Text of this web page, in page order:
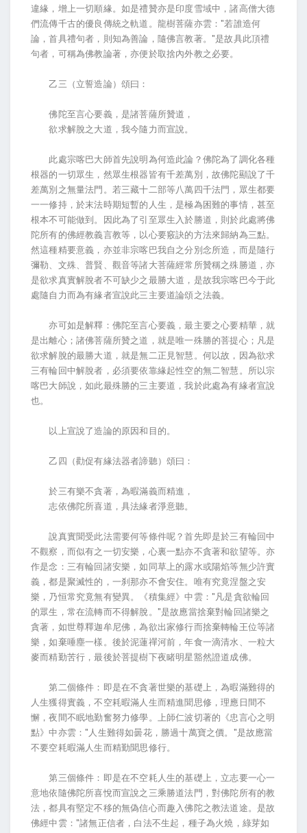
違緣，增上一切順緣。如是禮贊亦是印度雪域中，諸高僧大德
們流傳千古的優良傳統之軌道。龍樹菩薩亦雲："若誰造何
論，首具禮句者，則知為善論，隨佛言教著。"是故具此頂禮
句者，可稱為佛教論著，亦便於取捨內外教之必要。
乙三（立誓造論）頌曰：
佛陀至言心要義，是諸菩薩所贊道，
欲求解脫之大道，我今隨力而宣說。
此處宗喀巴大師首先說明為何造此論？佛陀為了調化各種
根器的一切眾生，然眾生根器皆有千差萬別，故佛陀顯說了千
差萬別之無量法門。若三藏十二部等八萬四千法門，眾生都要
一一修持，於末法時期短暫的人生，是極為困難的事情，甚至
根本不可能做到。因此為了引至眾生入於勝道，則於此處將佛
陀所有的佛經教義言教等，以心要竅訣的方法來歸納為三點。
然這種精要意義，亦並非宗喀巴我自之分別念所造，而是隨行
彌勒、文殊、普賢、觀音等諸大菩薩經常所贊稱之殊勝道，亦
是欲求真實解脫者不可缺少之最勝大道，是故我宗喀巴今于此
處隨自力而為有緣者宣說此三主要道論頌之法義。
亦可如是解釋：佛陀至言心要義，最主要之心要精華，就
是出離心；諸佛菩薩所贊之道，就是唯一殊勝的菩提心；凡是
欲求解脫的最勝大道，就是無二正見智慧。何以故，因為欲求
三有輪回中解脫者，必須要依靠緣起性空的無二智慧。所以宗
喀巴大師說，如此最殊勝的三主要道，我於此處為有緣者宣說
也。
以上宣說了造論的原因和目的。
乙四（勸促有緣法器者諦聽）頌曰：
於三有樂不貪著，為暇滿義而精進，
志依佛陀所喜道，具法緣者淨意聽。
說真實聞受此法需要何等條件呢？首先即是於三有輪回中
不觀察，而似有之一切安樂，心裏一點亦不貪著和欲望等。亦
作是念：三有輪回諸安樂，如同草上的露水或陽焰等無少許實
義，都是聚滅性的，一刹那亦不會安住。唯有究竟涅盤之安
樂，乃恒常究竟無有變異。《積集經》中雲："凡是貪欲輪回
的眾生，常在流轉而不得解脫。"是故應當捨棄對輪回諸樂之
貪著，如世尊釋迦牟尼佛，為欲出家修行而捨棄轉輪王位等諸
樂，如棄唾塵一樣。後於泥蓮禪河前，年食一滴清水、一粒大
麥而精勤苦行，最後於菩提樹下夜睹明星豁然證道成佛。
第二個條件：即是在不貪著世樂的基礎上，為暇滿難得的
人生獲得實義，不空耗暇滿人生而精進聞思修，理應日間不
懈，夜間不眠地勤奮努力修學。上師仁波切著的《忠言心之明
點》中亦雲："人生難得如曇花，勝過十萬寶之價。"是故應當
不要空耗暇滿人生而精勤聞思修行。
第三個條件：即是在不空耗人生的基礎上，立志要一心一
意地依隨佛陀所喜悅而宣說之三乘勝道法門，對佛陀所有的教
法，都具有堅定不移的無偽信心而趣入佛陀之教法道途。是故
佛經中雲："諸無正信者，白法不生起，種子為火燒，綠芽如